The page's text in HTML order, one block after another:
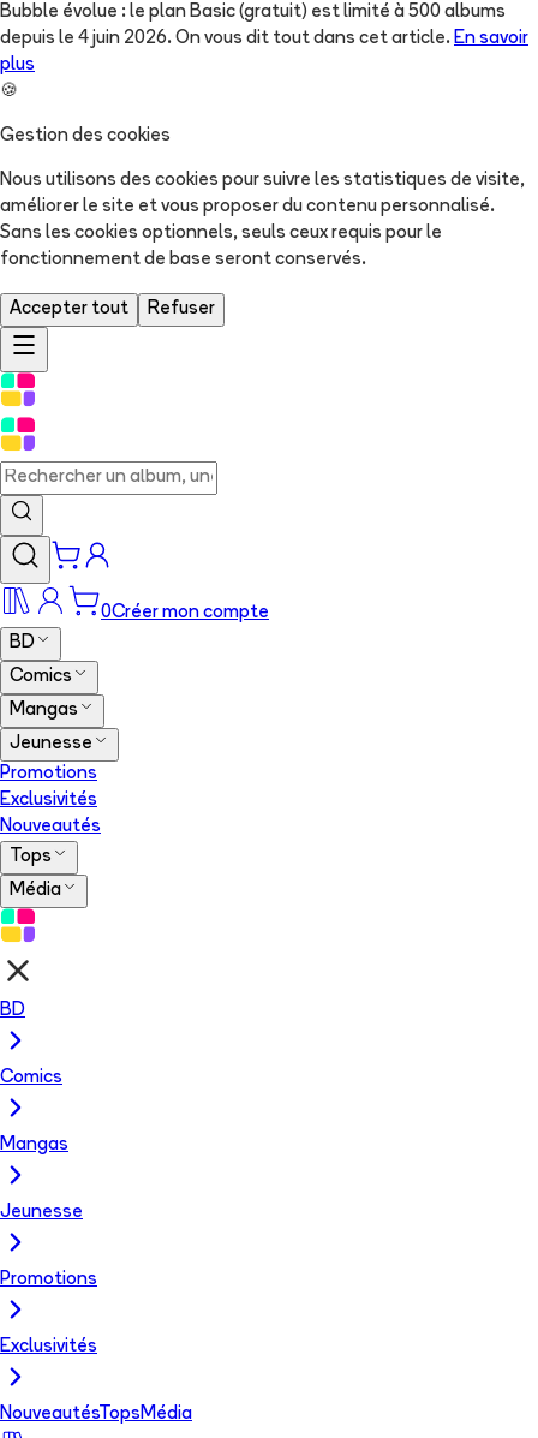
Bubble évolue : le plan Basic (gratuit) est limité à 500 albums
depuis le 4 juin 2026. On vous dit tout dans cet article. En savoir
plus
🍪
Gestion des cookies
Nous utilisons des cookies pour suivre les statistiques de visite,
améliorer le site et vous proposer du contenu personnalisé.
Sans les cookies optionnels, seuls ceux requis pour le
fonctionnement de base seront conservés.
Accepter tout Refuser
0Créer mon compte
BD
Comics
Mangas
Jeunesse
Promotions
Exclusivités
Nouveautés
Tops
Média
BD
Comics
Mangas
Jeunesse
Promotions
Exclusivités
NouveautésTops Média